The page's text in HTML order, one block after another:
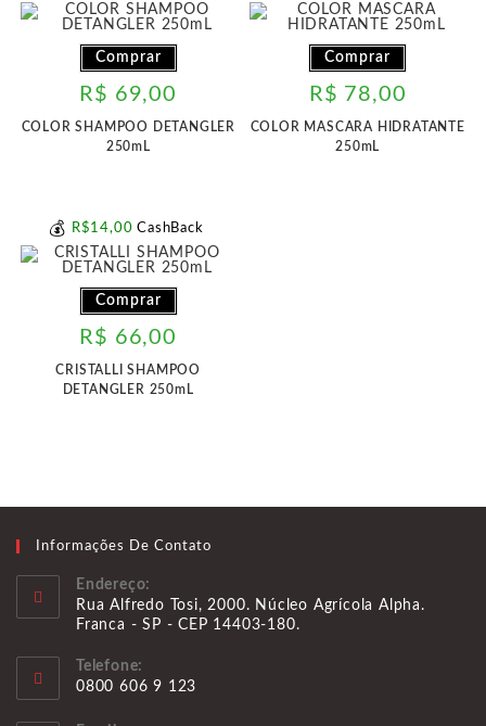
Comprar
R$ 69,00
COLOR SHAMPOO DETANGLER
250mL
Comprar
R$ 78,00
COLOR MASCARA HIDRATANTE
250mL
💰 R$14,00CashBack
Comprar
R$ 66,00
CRISTALLI SHAMPOO
DETANGLER 250mL
Informações De Contato
Endereço:
Rua Alfredo Tosi, 2000. Núcleo Agrícola Alpha.
Franca - SP - CEP 14403-180.
Telefone:
0800 606 9 123